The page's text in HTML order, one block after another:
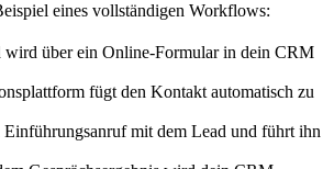
eines vollständigen Workflows:
wird über ein Online-Formular in dein CRM
fügt den Kontakt automatisch zu
mit dem Lead und führt ihn